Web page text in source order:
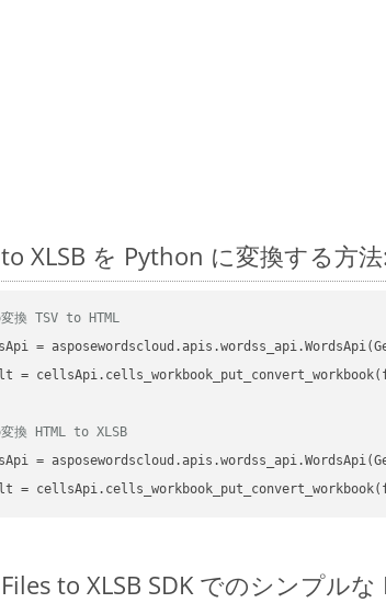
to XLSB を Python に変換する方
変換 TSV to HTML
=
=
変換 HTML to XLSB
=
=
Files to XLSB SDK でのシンプル